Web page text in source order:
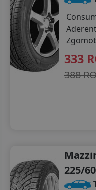
Zgomot
333
388
225/